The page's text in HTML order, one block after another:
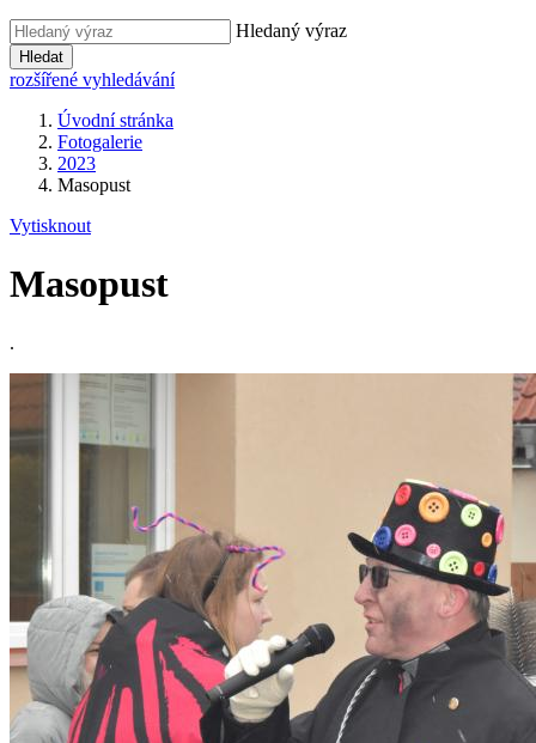
Hledaný výraz
Hledat
rozšířené vyhledávání
Úvodní stránka
Fotogalerie
2023
Masopust
Vytisknout
Masopust
.